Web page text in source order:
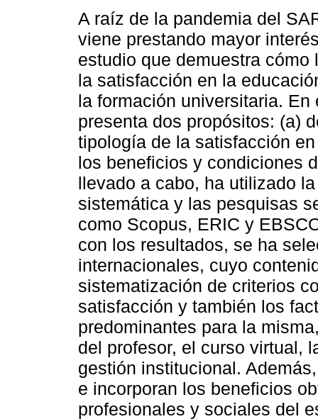
A raíz de la pandemia del
viene prestando mayor
estudio que demuestra cómo
la satisfacción en la
la formación universitaria.
presenta dos propósitos: (a)
tipología de la satisfacción
los beneficios y condiciones
llevado a cabo, ha utilizado
sistemática y las pesquisas
como Scopus, ERIC y
con los resultados, se ha
internacionales, cuyo
sistematización de criterios
satisfacción y también los
predominantes para la
del profesor, el curso virtual,
gestión institucional.
e incorporan los beneficios
profesionales y sociales del